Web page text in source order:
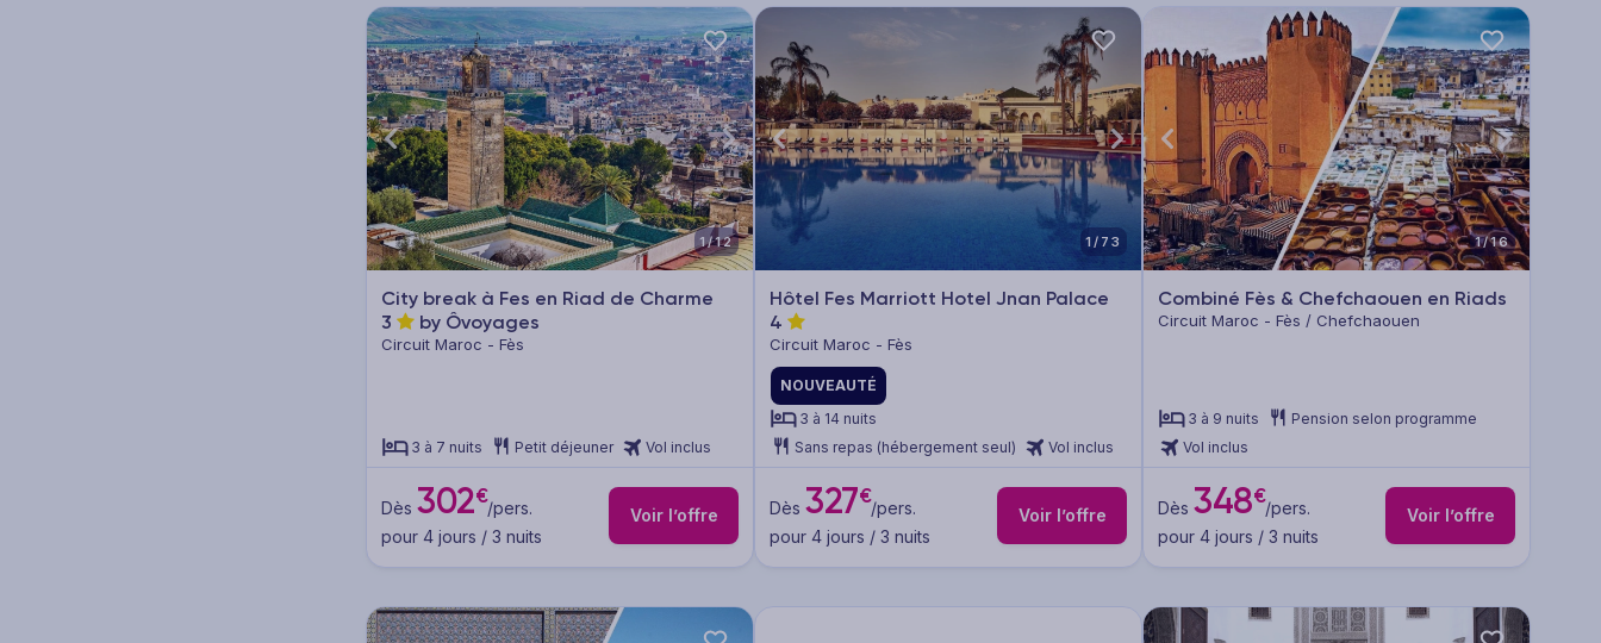
1/12
City break à Fes en Riad de Charme
3
by Ôvoyages
Circuit Maroc - Fès
3 à 7 nuits Petit déjeuner Vol inclus
Dès 302€/pers.
pour 4 jours / 3 nuits
Voir l’offre
1/73
Hôtel Fes Marriott Hotel Jnan Palace
4
Circuit Maroc - Fès
NOUVEAUTÉ
3 à 14 nuits
Sans repas (hébergement seul)
Vol inclus
Dès 327€/pers.
pour 4 jours / 3 nuits
Voir l’offre
1/16
Combiné Fès & Chefchaouen en Riads
Circuit Maroc - Fès / Chefchaouen
3 à 9 nuits
Pension selon programme
Vol inclus
Dès 348€/pers.
pour 4 jours / 3 nuits
Voir l’offre